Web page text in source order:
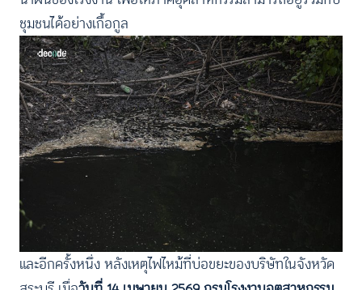
ชุมชนได้อย่างเกื้อกูล
และอีกครั้งหนึ่ง หลังเหตุไฟไหม้ที่บ่อขยะของบริษัทในจังหวัด